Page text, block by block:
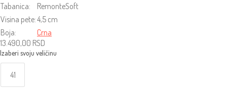
Tabanica:
RemonteSoft
Visina pete:4,5 cm
Boja:
Crna
13.490,00 RSD
41